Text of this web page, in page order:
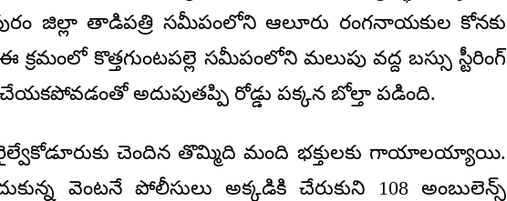
జిల్లా తాడిపత్రి సమీపంలోని ఆలూరు రంగనాయకుల కోనకు
కొత్తగుంటపల్లె సమీపంలోని మలుపు వద్ద బస్సు స్టీరింగ్
అదుపుతప్పి రోడ్డు పక్కన బోల్తా పడింది.
చెందిన తొమ్మిది మంది భక్తులకు గాయాలయ్యాయి.
వెంటనే పోలీసులు అక్కడికి చేరుకుని 108 అంబులెన్స్